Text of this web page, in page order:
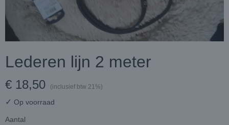
Lederen lijn 2 meter
€ 18,50 (inclusief btw 21%)
✓ Op voorraad
Aantal